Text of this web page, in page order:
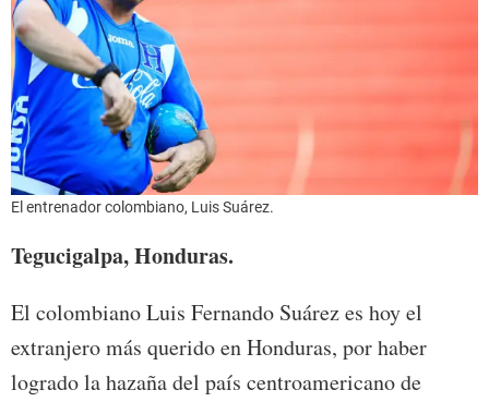
El entrenador colombiano, Luis Suárez.
Tegucigalpa, Honduras.
El colombiano Luis Fernando Suárez es hoy el
extranjero más querido en Honduras, por haber
logrado la hazaña del país centroamericano de